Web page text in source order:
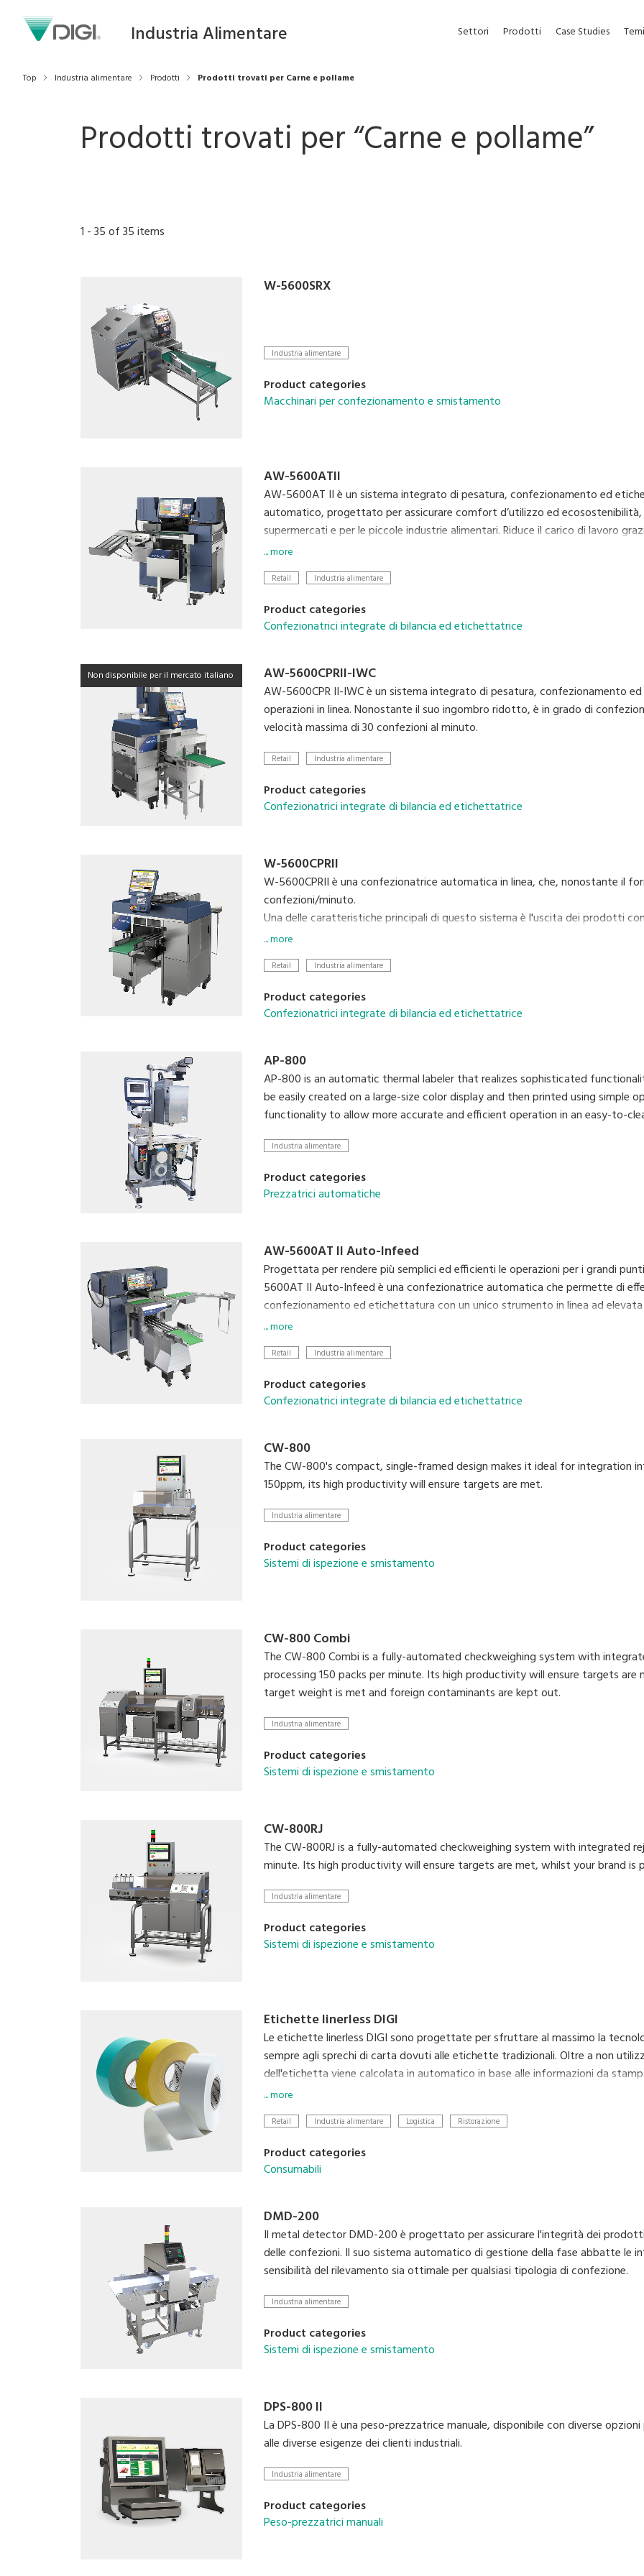
Industria Alimentare Settori Prodotti Case Studies Temi
Top Industria alimentare Prodotti Prodotti trovati per Carne e pollame
Prodotti trovati per “Carne e pollame”
1 -35of35items
W-5600SRX
Industria alimentare
Product categories
Macchinari per confezionamento e smistamento
AW-5600ATII
AW-5600AT II è un sistema integrato di pesatura, confezionamento ed
automatico, progettato per assicurare comfort d’utilizzo ed
supermercati e per le piccole industrie alimentari. Riduce il carico di lavoro
mantenendo al minimo il consumo di film e di etichette, per costi ridotti ed un
... more
Retail Industria alimentare
Product categories
Confezionatrici integrate di bilancia ed etichettatrice
Non disponibile per il mercato italiano AW-5600CPRII-IWC
AW-5600CPR II-IWC è un sistema integrato di pesatura, confezionamento
operazioni in linea. Nonostante il suo ingombro ridotto, è in grado di
velocità massima di 30 confezioni al minuto.
Retail Industria alimentare
Product categories
Confezionatrici integrate di bilancia ed etichettatrice
W-5600CPRII
W-5600CPRII è una confezionatrice automatica in linea, che, nonostante il
confezioni/minuto.
Una delle caratteristiche principali di questo sistema è l'uscita dei prodotti
W-5600CPRII è l'ideale per i punti vendita e gli stabilimenti produttivi con
produzione nei processi di lavorazione per massimizzarne la produttività.
bobina e un'operabilità migliorata, che rendono più semplici le operazioni di
massimo dell'igiene, tutte le parti che entrano in contatto con le confezioni
... more
Retail Industria alimentare
Product categories
Confezionatrici integrate di bilancia ed etichettatrice
AP-800
AP-800 is an automatic thermal labeler that realizes sophisticated
be easily created on a large-size color display and then printed using simple
functionality to allow more accurate and efficient operation in an easy-to-
Industria alimentare
Product categories
Prezzatrici automatiche
AW-5600AT II Auto-Infeed
Progettata per rendere più semplici ed efficienti le operazioni per i grandi
5600AT II Auto-Infeed è una confezionatrice automatica che permette di
confezionamento ed etichettatura con un unico strumento in linea ad
attento alla sostenibilità, questa macchina per il confezionamento
favorisce una riduzione del consumo di film impiegato per il
di stampare su etichette senza supporto tagliate di volte in volta. Il nastro di
sistema DIGI rendendolo uno strumento in linea completo, eliminando il
L'ingombro ridotto e la configurazione personalizzabile del nastro di scarico
... more
Retail Industria alimentare
Product categories
Confezionatrici integrate di bilancia ed etichettatrice
CW-800
The CW-800's compact, single-framed design makes it ideal for integration
150ppm, its high productivity will ensure targets are met.
Industria alimentare
Product categories
Sistemi di ispezione e smistamento
CW-800 Combi
The CW-800 Combi is a fully-automated checkweighing system with
processing 150 packs per minute. Its high productivity will ensure targets
target weight is met and foreign contaminants are kept out.
Industria alimentare
Product categories
Sistemi di ispezione e smistamento
CW-800RJ
The CW-800RJ is a fully-automated checkweighing system with integrated
minute. Its high productivity will ensure targets are met, whilst your brand
Industria alimentare
Product categories
Sistemi di ispezione e smistamento
Etichette linerless DIGI
Le etichette linerless DIGI sono progettate per sfruttare al massimo la
sempre agli sprechi di carta dovuti alle etichette tradizionali. Oltre a non
dell'etichetta viene calcolata in automatico in base alle informazioni da
soluzione permette di ridurre l'impatto ambientale delle etichette, rendendole
... more
Retail Industria alimentare Logistica Ristorazione
Product categories
Consumabili
DMD-200
Il metal detector DMD-200 è progettato per assicurare l'integrità dei
delle confezioni. Il suo sistema automatico di gestione della fase abbatte le
sensibilità del rilevamento sia ottimale per qualsiasi tipologia di confezione.
Industria alimentare
Product categories
Sistemi di ispezione e smistamento
DPS-800 II
La DPS-800 II è una peso-prezzatrice manuale, disponibile con diverse
alle diverse esigenze dei clienti industriali.
Industria alimentare
Product categories
Peso-prezzatrici manuali